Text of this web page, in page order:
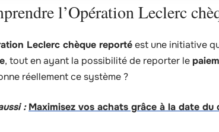
l’Opération Leclerc
Leclerc chèque reportéest une initiative
, tout en ayant la possibilité de reporter le
réellement ce système ?
: Maximisez vos achats grâce à la date